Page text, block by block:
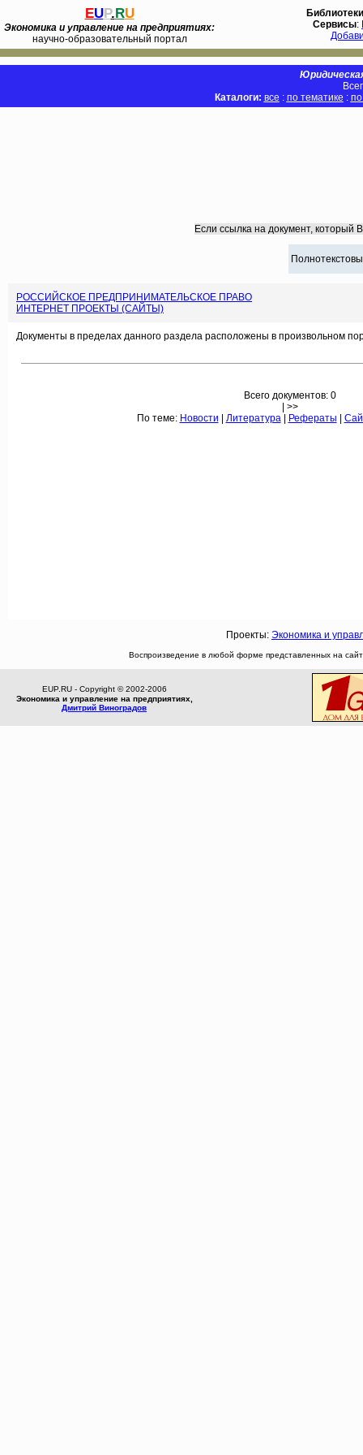
EUP.RU
Экономика и управление на предприятиях:
научно-образовательный портал
Библиотеки
Сервисы:
Каталоги: все : по тематике :
Если ссылка на документ, который
РОССИЙСКОЕ ПРЕДПРИНИМАТЕЛЬСКОЕ ПРАВО
ИНТЕРНЕТ ПРОЕКТЫ (САЙТЫ)
Документы в пределах данного раздела расположены в произвольном
Всего документов: 0
| >>
По теме: Новости Литература| Рефераты
Проекты: Экономика и
Воспроизведение в любой форме представленных на
EUP.RU - Copyright © 2002-2006
Экономика и управление на предприятиях,
Дмитрий Виноградов